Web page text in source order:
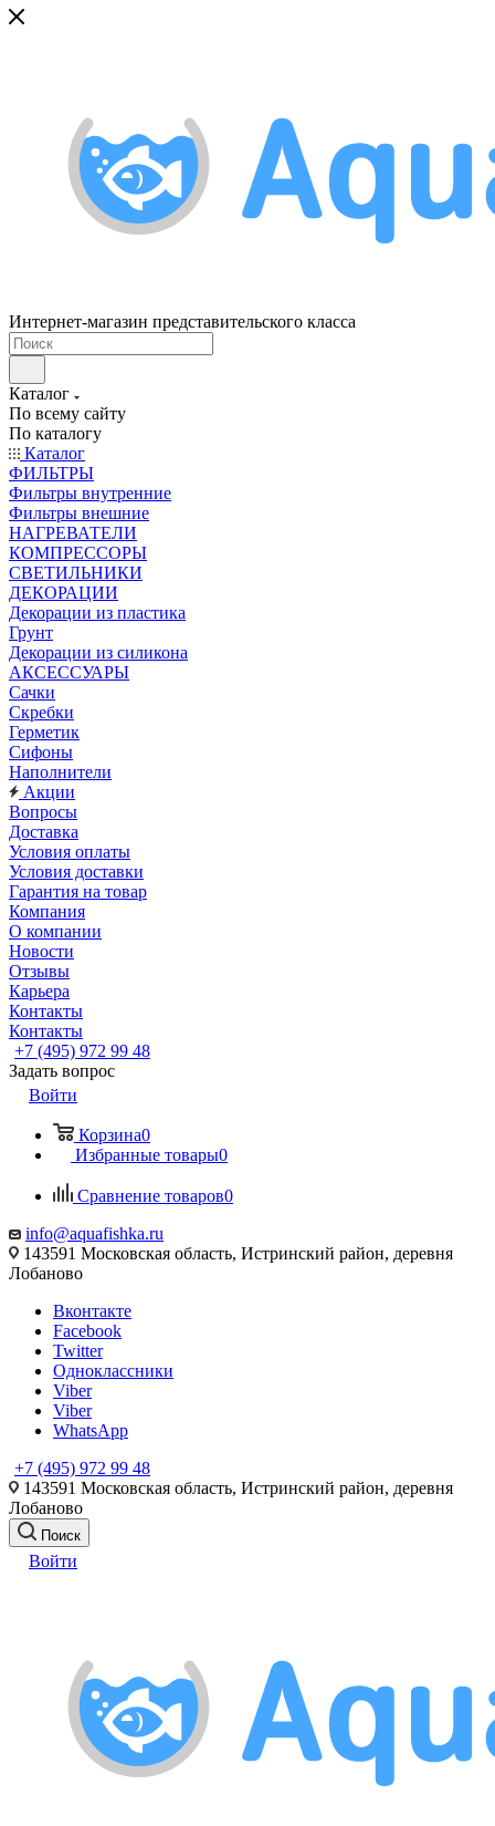
Интернет-магазин представительского класса
Каталог
По всему сайту
По каталогу
Каталог
ФИЛЬТРЫ
Фильтры внутренние
Фильтры внешние
НАГРЕВАТЕЛИ
КОМПРЕССОРЫ
СВЕТИЛЬНИКИ
ДЕКОРАЦИИ
Декорации из пластика
Грунт
Декорации из силикона
АКСЕССУАРЫ
Сачки
Скребки
Герметик
Сифоны
Наполнители
Акции
Вопросы
Доставка
Условия оплаты
Условия доставки
Гарантия на товар
Компания
О компании
Новости
Отзывы
Карьера
Контакты
Контакты
+7 (495) 972 99 48
Задать вопрос
Войти
Корзина0
Избранные товары0
Сравнение товаров0
info@aquafishka.ru
143591 Московская область, Истринский район, деревня
Лобаново
Вконтакте
Facebook
Twitter
Одноклассники
Viber
Viber
WhatsApp
+7 (495) 972 99 48
143591 Московская область, Истринский район, деревня
Лобаново
Поиск
Войти